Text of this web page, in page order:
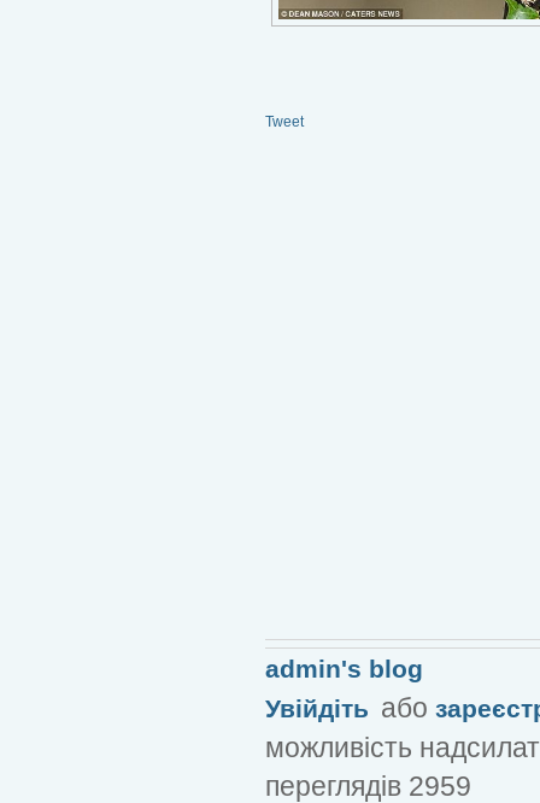
Tweet
admin's blog
Увійдіть або
можливість
переглядів 2959